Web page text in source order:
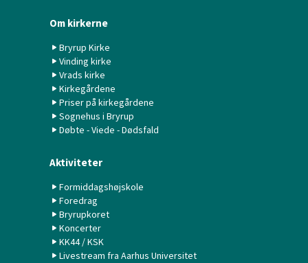
Om kirkerne
Bryrup Kirke
Vinding kirke
Vrads kirke
Kirkegårdene
Priser på kirkegårdene
Sognehus i Bryrup
Døbte - Viede - Dødsfald
Aktiviteter
Formiddagshøjskole
Foredrag
Bryrupkoret
Koncerter
KK44 / KSK
Livestream fra Aarhus Universitet